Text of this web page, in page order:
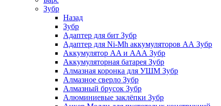
Зубр
Назад
Зубр
Адаптер для бит Зубр
Адаптер для Ni-Mh аккумуляторов АА Зубр
Аккумулятор AA и ААА Зубр
Аккумуляторная батарея Зубр
Алмазная коронка для УШМ Зубр
Алмазное сверло Зубр
Алмазный брусок Зубр
Алюминиевые заклёпки Зубр